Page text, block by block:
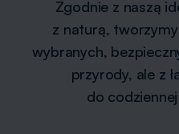
Zgodnie z naszą
z naturą,
wybranych,
przyrody, ale z
do